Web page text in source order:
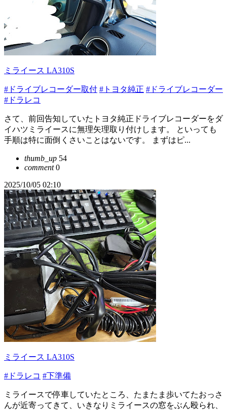
ミライース LA310S
#ドライブレコーダー取付 #トヨタ純正 #ドライブレコーダー
#ドラレコ
さて、前回告知していたトヨタ純正ドライブレコーダーをダ
イハツミライースに無理矢理取り付けします。 といっても
手順は特に面倒くさいことはないです。 まずはピ...
thumb_up 54
comment0
2025/10/05 02:10
ミライース LA310S
#ドラレコ #下準備
ミライースで停車していたところ、たまたま歩いてたおっさ
んが近寄ってきて、いきなりミライースの窓をぶん殴られ、